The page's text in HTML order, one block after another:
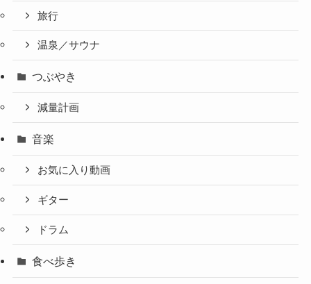
旅行
温泉／サウナ
つぶやき
減量計画
音楽
お気に入り動画
ギター
ドラム
食べ歩き